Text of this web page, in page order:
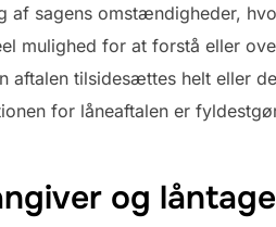
af sagens omstændigheder,
mulighed for at forstå eller
aftalen tilsidesættes helt eller
for låneaftalen er
og